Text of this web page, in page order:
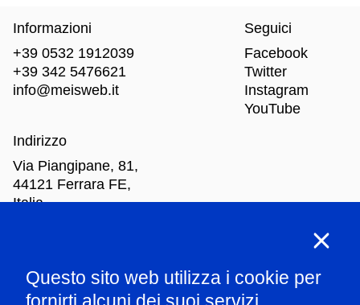
Questo sito web utilizza i cookie per
Informazioni
+39 0532 1912039
+39 342 5476621
info@meisweb.it
Indirizzo
Via Piangipane, 81,
44121 Ferrara FE,
Italia
Seguici
Facebook
Twitter
Instagram
YouTube
Mar-Dom: dalle 10.00 alle 18.00